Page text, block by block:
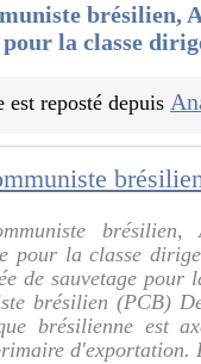
brésilien,
pour la classe
est reposté depuis
pour la classe
de sauvetage
brésilien (PCB)
brésilienne est
d'exportation.